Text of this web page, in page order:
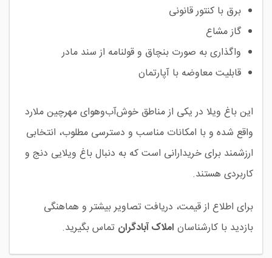
برق با کنتور قانونی
گاز مشاع
واگذاری به صورت بنچاق و قولنامه از سند مادر
قابلیت معاوضه با آپارتمان
این باغ ویلا در یکی از مناطق خوش‌آب‌وهوای مهرچین ملارد
واقع شده و با امکانات مناسب و دسترسی مطلوب، انتخابی
ارزشمند برای خریدارانی است که به دنبال باغ ویلایی دنج و
کاربردی هستند.
برای اطلاع از قیمت، دریافت تصاویر بیشتر و هماهنگی
بازدید با کارشناسان املاک آبادگران تماس بگیرید.